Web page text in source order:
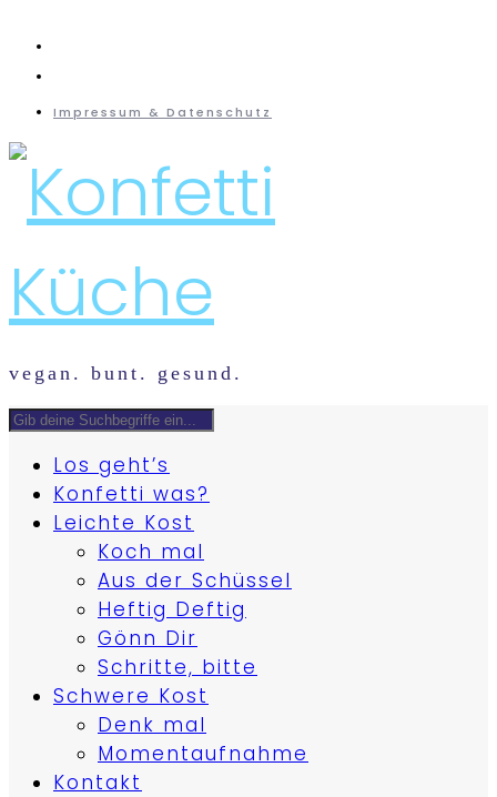
Impressum & Datenschutz
vegan. bunt. gesund.
Los geht’s
Konfetti was?
Leichte Kost
Koch mal
Aus der Schüssel
Heftig Deftig
Gönn Dir
Schritte, bitte
Schwere Kost
Denk mal
Momentaufnahme
Kontakt